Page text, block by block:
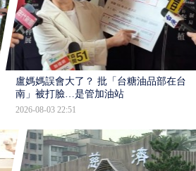
盧媽媽誤會大了？ 批「台糖油品部在台
南」被打臉…是管加油站
2026-08-03 22:51